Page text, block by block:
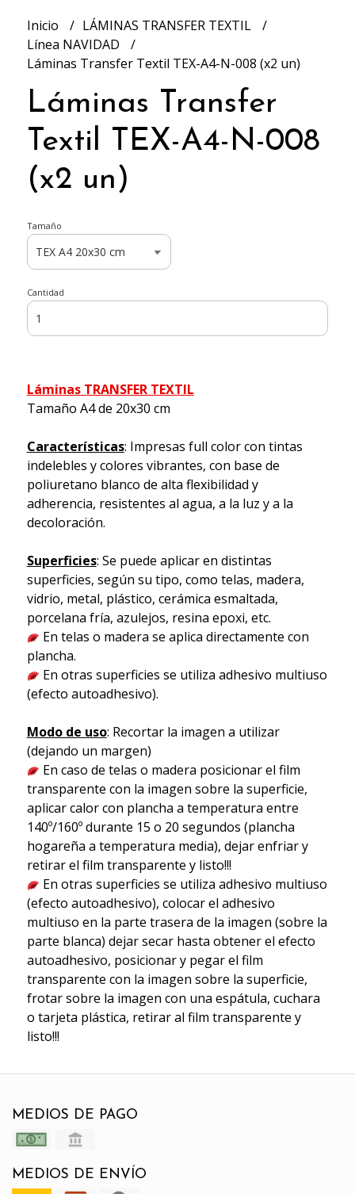
Inicio
LÁMINAS TRANSFER TEXTIL
Línea NAVIDAD
Láminas Transfer Textil TEX-A4-N-008 (x2 un)
Láminas Transfer
Textil TEX-A4-N-008
(x2 un)
Tamaño
Cantidad
Láminas TRANSFER TEXTIL
Tamaño A4 de 20x30 cm
Características: Impresas full color con tintas
indelebles y colores vibrantes, con base de
poliuretano blanco de alta flexibilidad y
adherencia, resistentes al agua, a la luz y a la
decoloración.
Superficies: Se puede aplicar en distintas
superficies, según su tipo, como telas, madera,
vidrio, metal, plástico, cerámica esmaltada,
porcelana fría, azulejos, resina epoxi, etc.
En telas o madera se aplica directamente con
plancha.
En otras superficies se utiliza adhesivo multiuso
(efecto autoadhesivo).
Modo de uso: Recortar la imagen a utilizar
(dejando un margen)
En caso de telas o madera posicionar el film
transparente con la imagen sobre la superficie,
aplicar calor con plancha a temperatura entre
140º/160º durante 15 o 20 segundos (plancha
hogareña a temperatura media), dejar enfriar y
retirar el film transparente y listo!!!
En otras superficies se utiliza adhesivo multiuso
(efecto autoadhesivo), colocar el adhesivo
multiuso en la parte trasera de la imagen (sobre la
parte blanca) dejar secar hasta obtener el efecto
autoadhesivo, posicionar y pegar el film
transparente con la imagen sobre la superficie,
frotar sobre la imagen con una espátula, cuchara
o tarjeta plástica, retirar al film transparente y
listo!!!
MEDIOS DE PAGO
MEDIOS DE ENVÍO